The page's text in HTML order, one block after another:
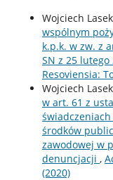
Wojciech
wspólnym
k.p.k. w zw. z
SN z 25 lutego
Resoviensia:
Wojciech
w art. 61 z
środków
zawodowej w
denuncjacji ,
(2020)